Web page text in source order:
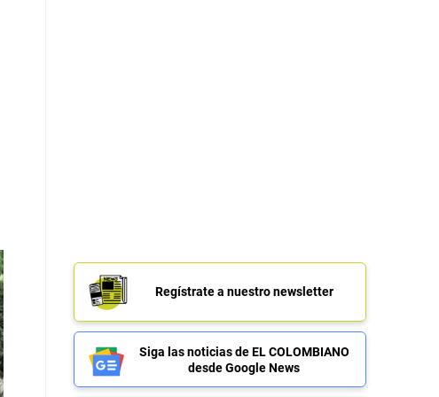
Regístrate a nuestro newsletter
Siga las noticias de EL COLOMBIANO
desde Google News